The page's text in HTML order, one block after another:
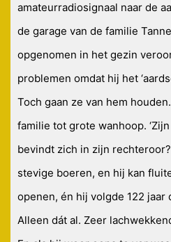
amateurradiosignaal naar de
de garage van de familie
opgenomen in het gezin
problemen omdat hij het
Toch gaan ze van hem
familie tot grote wanhoop.
bevindt zich in zijn
stevige boeren, en hij kan
openen, én hij volgde 122 jaar
Alleen dát al. Zeer